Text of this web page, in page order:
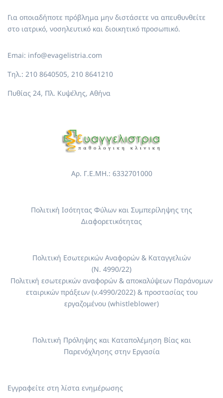
Για οποιαδήποτε πρόβλημα μην διστάσετε να απευθυνθείτε
στο ιατρικό, νοσηλευτικό και διοικητικό προσωπικό.
Emai: info@evagelistria.com
Τηλ.: 210 8640505, 210 8641210
Πυθίας 24, Πλ. Κυψέλης, Αθήνα
Αρ. Γ.Ε.ΜΗ.: 6332701000
Πολιτική Ισότητας Φύλων και Συμπερίληψης της
Διαφορετικότητας
Πολιτική Εσωτερικών Αναφορών & Καταγγελιών
(Ν. 4990/22)
Πολιτική εσωτερικών αναφορών & αποκαλύψεων Παράνομων
εταιρικών πράξεων (ν.4990/2022) & προστασίας του
εργαζομένου (whistleblower)
Πολιτική Πρόληψης και Καταπολέμηση Βίας και
Παρενόχλησης στην Εργασία
Εγγραφείτε στη λίστα ενημέρωσης